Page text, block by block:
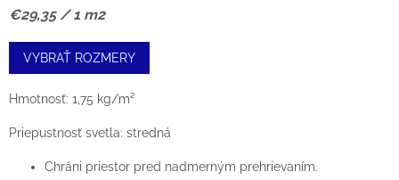
Jednotková
€29,35 / 1 m2
VYBRAŤ ROZMERY
Hmotnosť: 1,75 kg/m²
Priepustnosť svetla: stredná
Chráni priestor pred nadmerným prehrievaním.